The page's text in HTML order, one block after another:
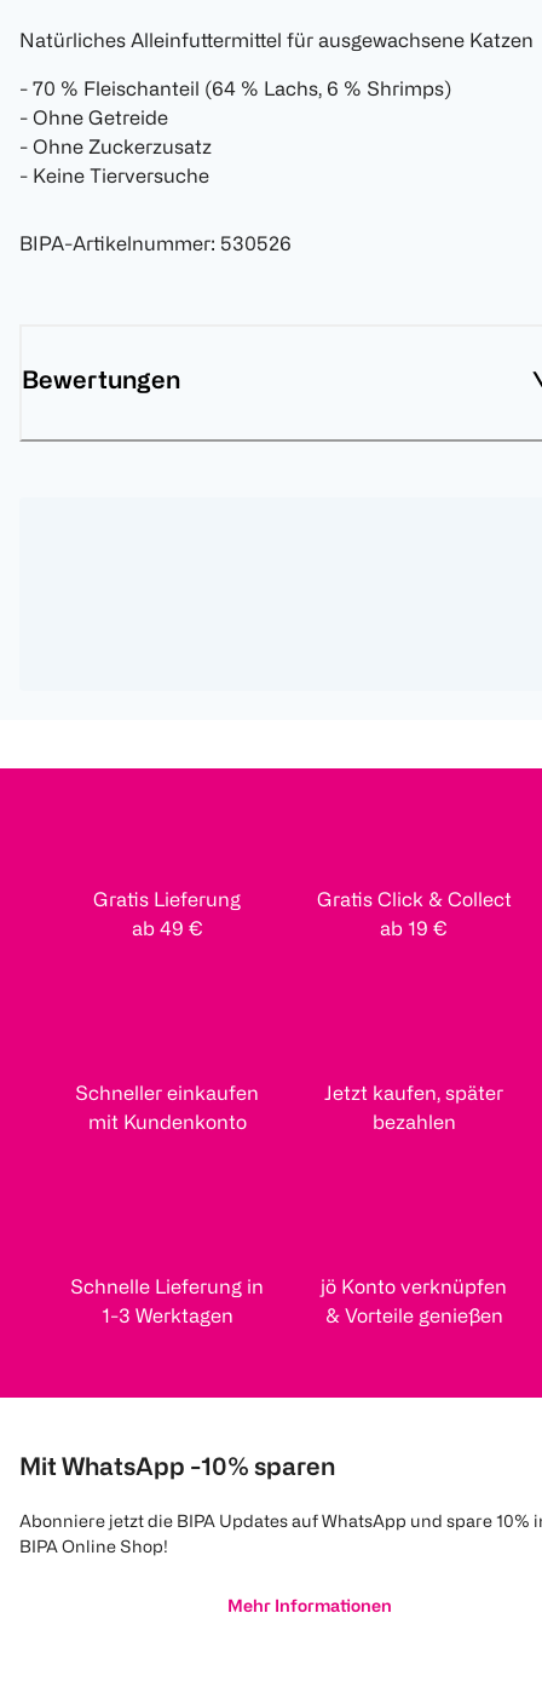
Natürliches Alleinfuttermittel für ausgewachsene Katzen
- 70 % Fleischanteil (64 % Lachs, 6 % Shrimps)
- Ohne Getreide
- Ohne Zuckerzusatz
- Keine Tierversuche
BIPA-Artikelnummer: 530526
Bewertungen
Gratis Lieferung
ab 49 €
Gratis Click & Collect
ab 19 €
Schneller einkaufen
mit Kundenkonto
Jetzt kaufen, später
bezahlen
Schnelle Lieferung in
1-3 Werktagen
jö Konto verknüpfen
& Vorteile genießen
Mit WhatsApp -10% sparen
Abonniere jetzt die BIPA Updates auf WhatsApp und spare 10%
BIPA Online Shop!
Mehr Informationen